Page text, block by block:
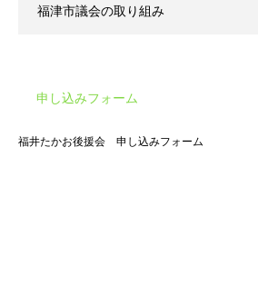
福津市議会の取り組み
申し込みフォーム
福井たかお後援会 申し込みフォーム